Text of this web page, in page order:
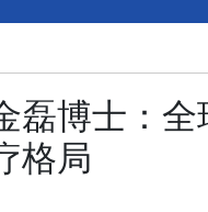
磊博士：全
格局